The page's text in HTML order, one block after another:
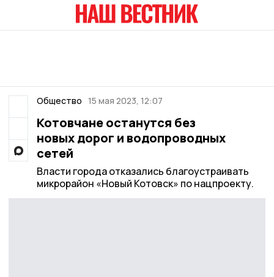
Общество 15 мая 2023, 12:07
Котовчане останутся без
новых дорог и водопроводных
сетей
Власти города отказались благоустраивать
микрорайон «Новый Котовск» по нацпроекту.